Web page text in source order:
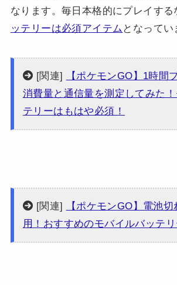
なります。毎日本格的にプレイする
ッテリーは必須アイテム となってい
[関連]
【ポケモンGO】1時間
消費量と通信量を測定してみた
テリーはもはや必須！
[関連]
【ポケモンGO】電池
用！おすすめのモバイルバッテ